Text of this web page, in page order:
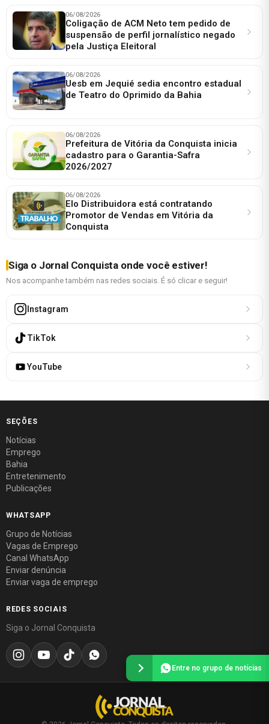
06/08/2026
Coligação de ACM Neto tem pedido de
suspensão de perfil jornalístico negado
pela Justiça Eleitoral
06/08/2026
Uesb em Jequié sedia encontro estadual
de Teatro do Oprimido da Bahia
06/08/2026
Prefeitura de Vitória da Conquista inicia
cadastro para o Garantia-Safra
2026/2027
06/08/2026
Elo Distribuidora está contratando
Promotor de Vendas em Vitória da
Conquista
Siga o Jornal Conquista onde você estiver!
Nos acompanhe também nas redes sociais. É só clicar e seguir!
Instagram
TikTok
YouTube
SEÇÕES
Notícias
Emprego
Bahia
Entretenimento
Publicações
WHATSAPP
Grupo de Notícias
Vagas de Emprego
Canal WhatsApp
Enviar denúncia
Enviar vaga de emprego
REDES SOCIAIS
Siga o Jornal Conquista
Entre no grupo de notícias